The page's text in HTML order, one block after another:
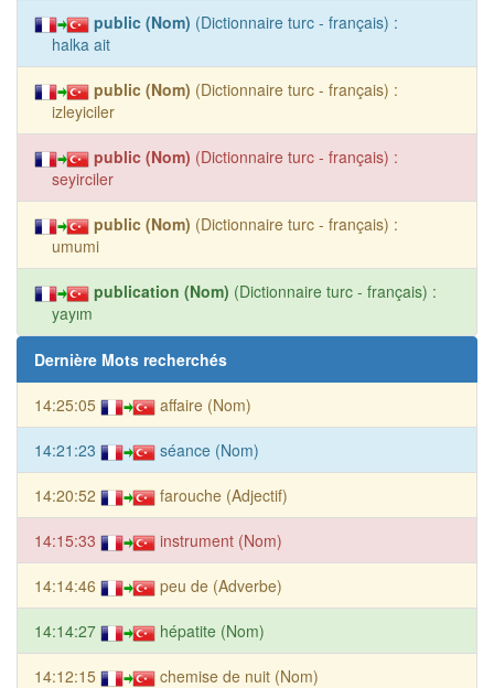
public (Nom) (Dictionnaire turc - français) :
halka ait
public (Nom) (Dictionnaire turc - français) :
izleyiciler
public (Nom) (Dictionnaire turc - français) :
seyirciler
public (Nom) (Dictionnaire turc - français) :
umumi
publication (Nom) (Dictionnaire turc - français) :
yayım
Dernière Mots recherchés
14:25:05 affaire (Nom)
14:21:23 séance (Nom)
14:20:52 farouche (Adjectif)
14:15:33 instrument (Nom)
14:14:46 peu de (Adverbe)
14:14:27 hépatite (Nom)
14:12:15 chemise de nuit (Nom)